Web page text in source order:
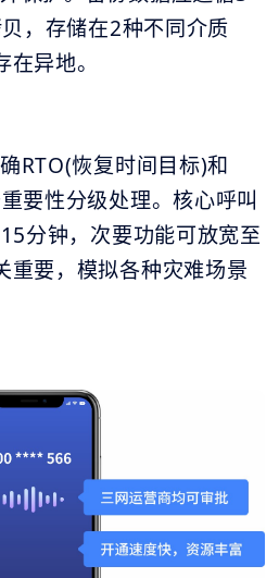
，存储在2种不同介质
异地。
RTO(恢复时间目标)和
要性分级处理。核心呼叫
分钟，次要功能可放宽至
重要，模拟各种灾难场景